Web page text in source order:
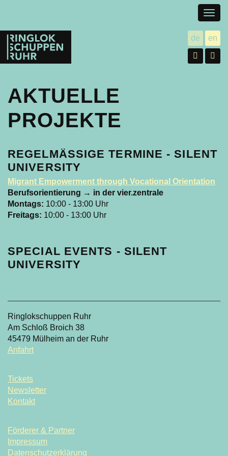
Ringlokschuppen
Ruhr
de utsch
en
AKTUELLE
PROJEKTE
REGELMÄSSIGE TERMINE - SILENT U
NIVERSITY
Migrant Empowerment through Vocational Orientation
Berufsorientierung → in der vier.zentrale
Montags: 10:00 - 13:00 Uhr
Freitags: 10:00 - 13:00 Uhr
SPECIAL EVENTS - SILENT
UNIVERSITY
Ringlokschuppen Ruhr
Am Schloß Broich 38
45479 Mülheim an der Ruhr
Anfahrt
Tickets
Newsletter
Kontakt
Förderer & Partner
Impressum
Datenschutzerklärung